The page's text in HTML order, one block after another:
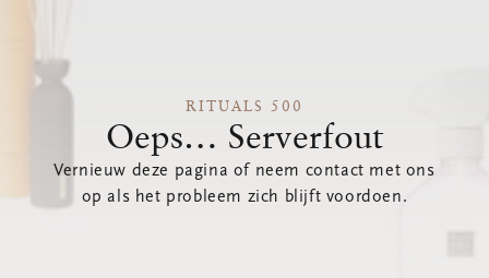
RITUALS 500
Oeps… Serverfout
Vernieuw deze pagina of neem contact met ons
op als het probleem zich blijft voordoen.